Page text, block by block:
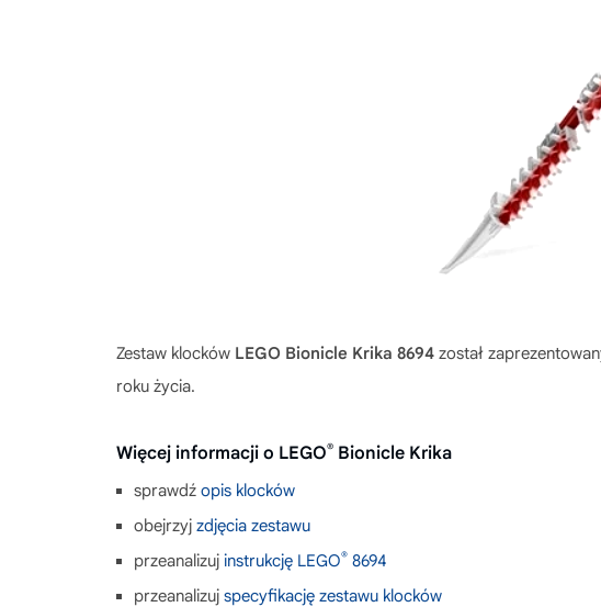
Zestaw klocków LEGO Bionicle Krika 8694 został
roku życia.
Więcej informacji o LEGO® Bionicle Krika
sprawdź opis klocków
obejrzyj zdjęcia zestawu
przeanalizuj instrukcję LEGO® 8694
przeanalizuj specyfikację zestawu klocków